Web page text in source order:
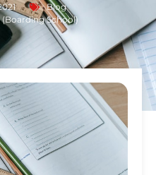
Blog
School)